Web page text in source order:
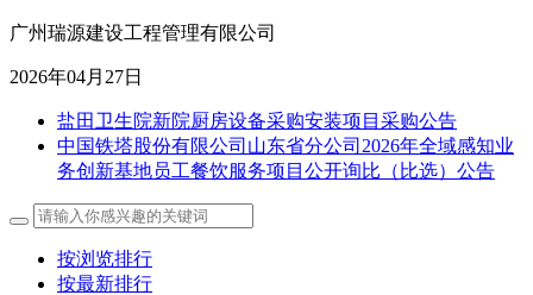
广州瑞源建设工程管理有限公司
2026年04月27日
盐田卫生院新院厨房设备采购安装项目采购公告
中国铁塔股份有限公司山东省分公司2026年全域感知业
务创新基地员工餐饮服务项目公开询比（比选）公告
按浏览排行
按最新排行